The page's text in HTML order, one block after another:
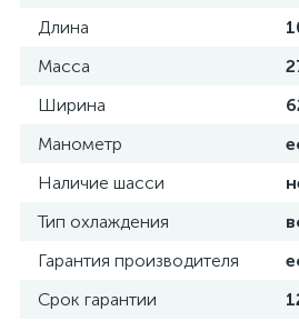
Длина
Масса
Ширина
Манометр
Наличие шасси
Тип охлаждения
Гарантия производителя
Срок гарантии